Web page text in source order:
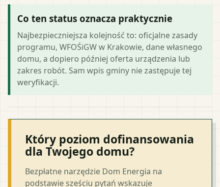
Co ten status oznacza praktycznie
Najbezpieczniejsza kolejność to: oficjalne zasady
programu, WFOŚiGW w Krakowie, dane własnego
domu, a dopiero później oferta urządzenia lub
zakres robót. Sam wpis gminy nie zastępuje tej
weryfikacji.
Który poziom dofinansowania
dla Twojego domu?
Bezpłatne narzędzie Dom Energia na
podstawie sześciu pytań wskazuje